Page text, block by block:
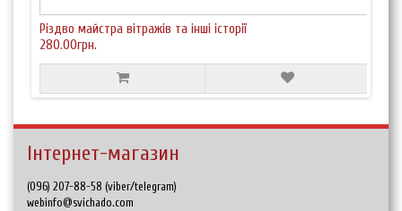
Різдво майстра вітражів та інші історії
280.00грн.
Інтернет-магазин
(096) 207-88-58 (viber/telegram)
webinfo@svichado.com